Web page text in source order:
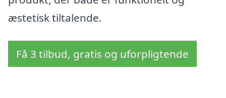
æstetisk tiltalende.
Få 3 tilbud, gratis og uforpligtende